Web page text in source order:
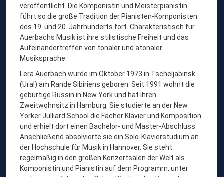
C
H
,
K
L
A
V
I
E
R
veröffentlicht. Die Komponistin und Meisterpianistin
führt so die große Tradition der Pianisten-Komponisten
des 19. und 20. Jahrhunderts fort. Charakteristisch für
Auerbachs Musik ist ihre stilistische Freiheit und das
Aufeinandertreffen von tonaler und atonaler
Musiksprache.
Lera Auerbach wurde im Oktober 1973 in Tscheljabinsk
(Ural) am Rande Sibiriens geboren. Seit 1991 wohnt die
gebürtige Russin in New York und hat ihren
Zweitwohnsitz in Hamburg. Sie studierte an der New
Yorker Julliard School die Fächer Klavier und Komposition
und erhielt dort einen Bachelor- und Master-Abschluss.
Anschließend absolvierte sie ein Solo-Klavierstudium an
der Hochschule für Musik in Hannover. Sie steht
regelmäßig in den großen Konzertsälen der Welt als
Komponistin und Pianistin auf dem Programm, unter